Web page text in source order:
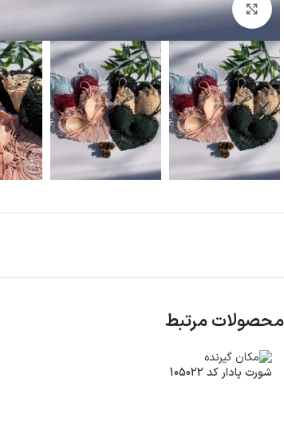
بزرگنمایی تصویر
محصولات مرتبط
شورت پادار کد 105022